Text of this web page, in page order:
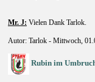
Mr. J: Vielen Dank Tarlok.
Autor: Tarlok - Mittwoch,
Rubin im